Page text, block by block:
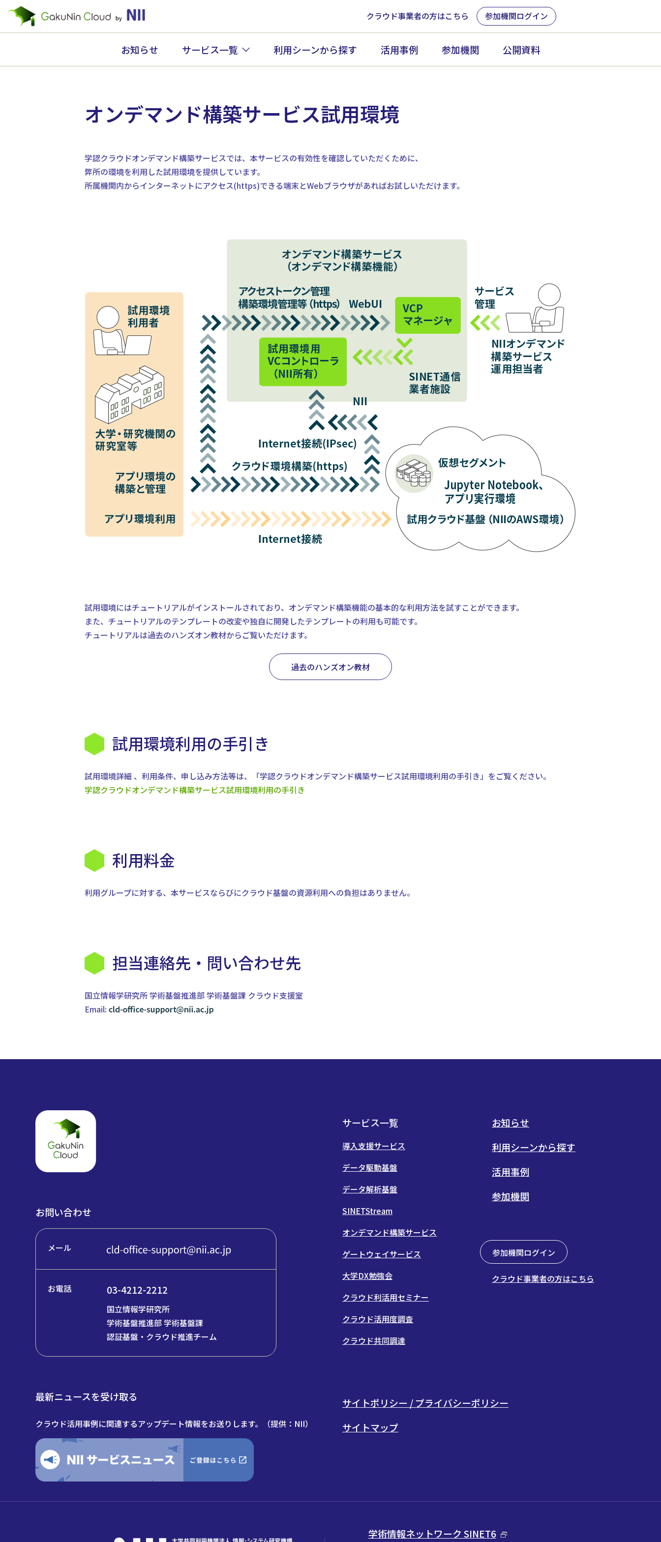
クラウド事業者の方はこちら 参加機関ログイン
お知らせ サービス一覧 利用シーンから探す 活用事例 参加機関 公開資料
オンデマンド構築サービス試用環境
学認クラウドオンデマンド構築サービスでは、本サービスの有効性を確認していただくために、
弊所の環境を利用した試用環境を提供しています。
所属機関内からインターネットにアクセス(https)できる端末とWebブラウザがあればお試しいただけます。
試用環境にはチュートリアルがインストールされており、オンデマンド構築機能の基本的な利用方法を試すことができます。
また、チュートリアルのテンプレートの改変や独自に開発したテンプレートの利用も可能です。
チュートリアルは過去のハンズオン教材からご覧いただけます。
過去のハンズオン教材
試用環境利用の手引き
試用環境詳細 、利用条件、申し込み方法等は、「学認クラウドオンデマンド構築サービス試用環境利用の手引き」をご覧ください。
学認クラウドオンデマンド構築サービス試用環境利用の手引き
利用料金
利用グループに対する、本サービスならびにクラウド基盤の資源利用への負担はありません。
担当連絡先・問い合わせ先
国立情報学研究所 学術基盤推進部 学術基盤課 クラウド支援室
Email:
お問い合わせ
メール
お電話 03-4212-2212
国立情報学研究所
学術基盤推進部 学術基盤課
認証基盤・クラウド推進チーム
最新ニュースを受け取る
クラウド活用事例に関連するアップデート情報をお送りします。（提供：NII）
サービス一覧
導入支援サービス
データ駆動基盤
データ解析基盤
SINETStream
オンデマンド構築サービス
ゲートウェイサービス
大学DX勉強会
クラウド利活用セミナー
クラウド活用度調査
クラウド共同調達
お知らせ
利用シーンから探す
活用事例
参加機関
参加機関ログイン
クラウド事業者の方はこちら
サイトポリシー / プライバシーポリシー
サイトマップ
学術情報ネットワーク SINET6